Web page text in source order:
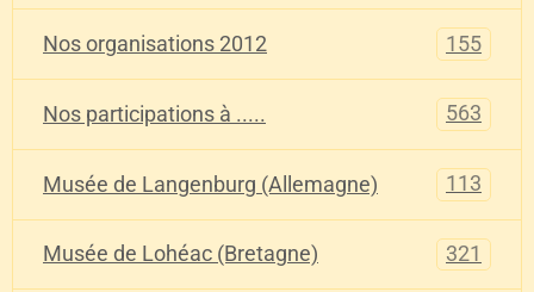
Nos organisations 2012 155
Nos participations à ..... 563
Musée de Langenburg (Allemagne) 113
Musée de Lohéac (Bretagne) 321